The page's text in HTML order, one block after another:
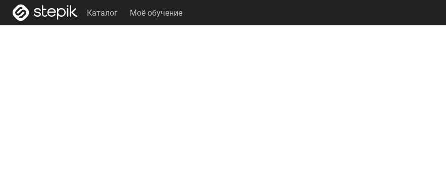
Каталог Моё обучение